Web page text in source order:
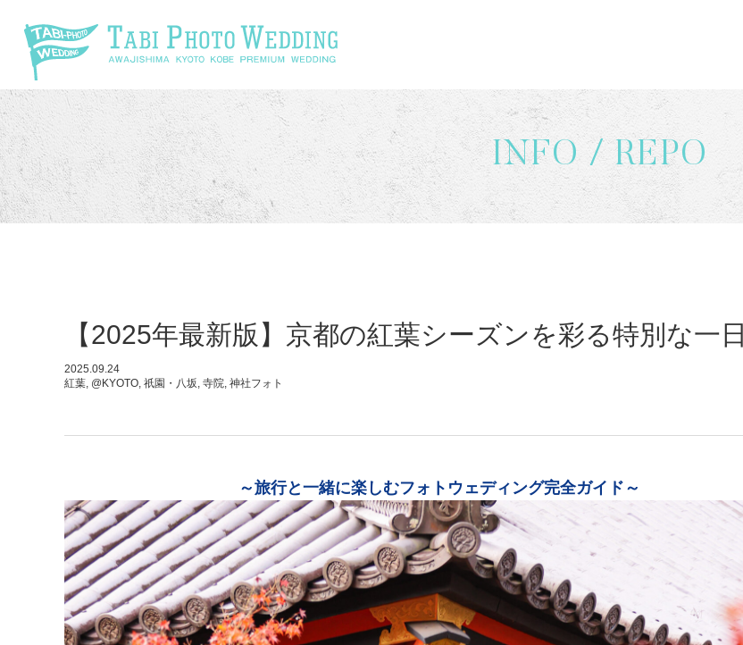
INFO / REPO
【2025年最新版】京都の紅葉シーズンを彩る特別な一日
2025.09.24
紅葉, @KYOTO, 祇園・八坂, 寺院, 神社フォト
～旅行と一緒に楽しむフォトウェディング完全ガイド～